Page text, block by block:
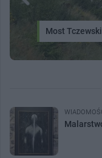
Most